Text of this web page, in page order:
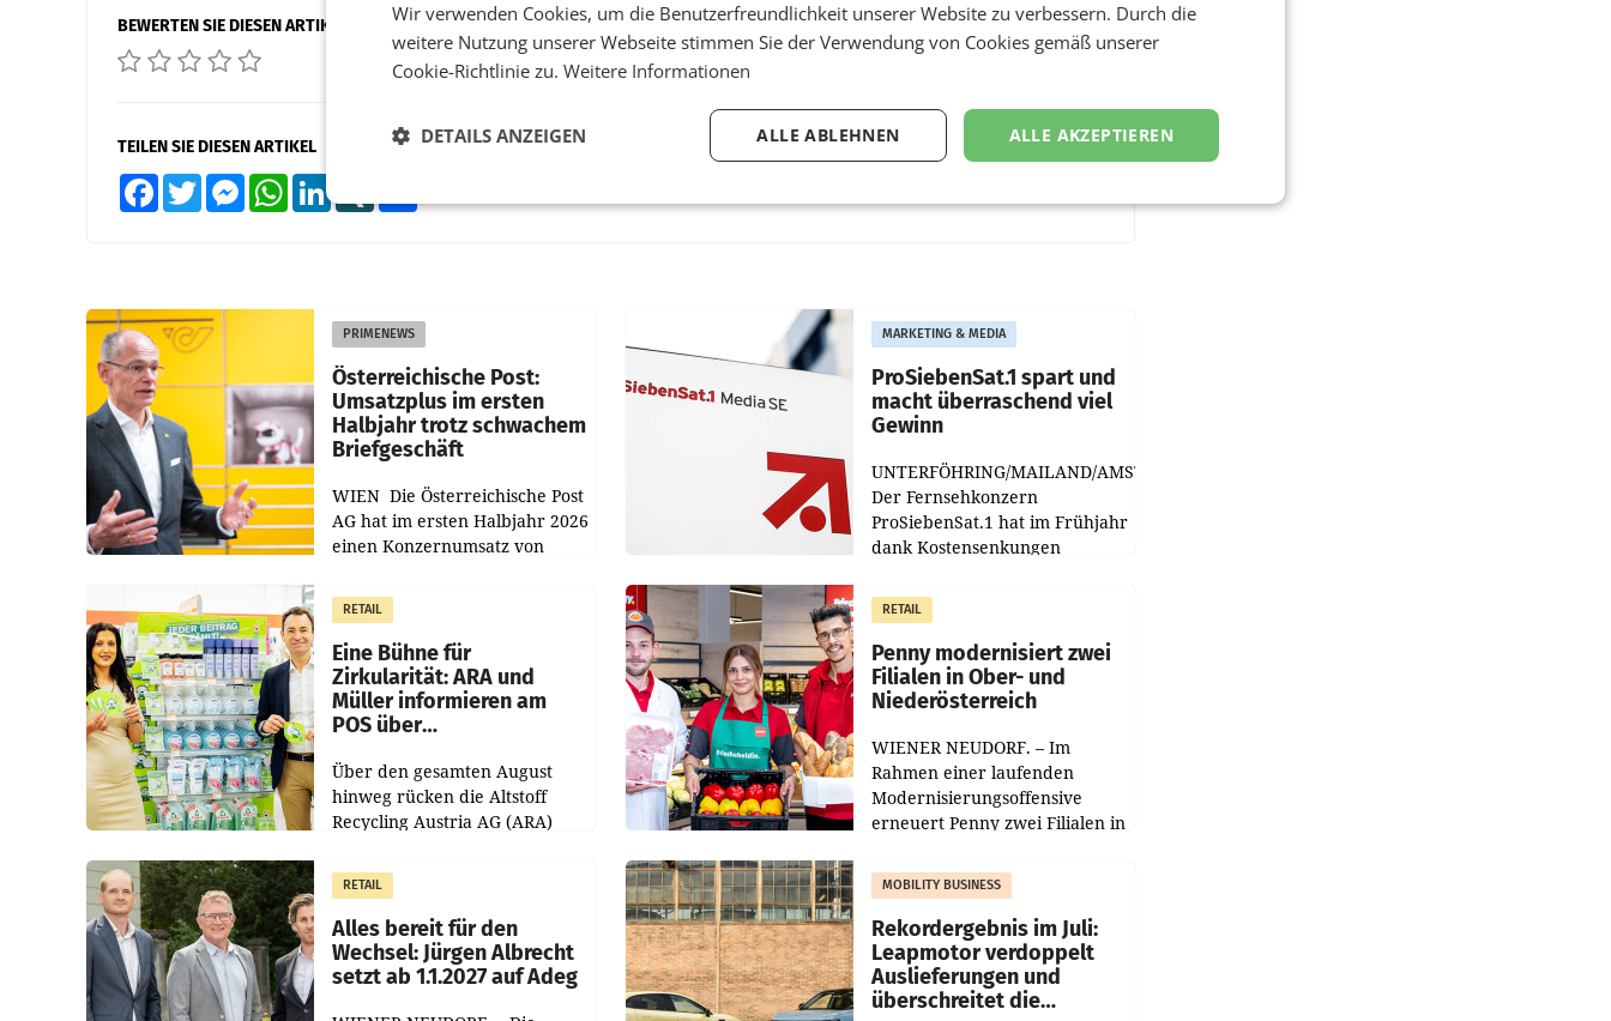
BEWERTEN SIE DIESEN ARTIKEL
TEILEN SIE DIESEN ARTIKEL
FacebookTwitter MessengerWhatsApp
PRIMENEWS
Österreichische Post:
Umsatzplus im ersten
Halbjahr trotz schwachem
Briefgeschäft
WIEN Die Österreichische Post
AG hat im ersten Halbjahr 2026
einen Konzernumsatz von
erwirtschaftet, was einem Plus
von 3,8 Prozent gegenüber
dem Vergleichszeitraum
MARKETING & MEDIA
ProSiebenSat.1 spart und
macht überraschend viel
Gewinn
UNTERFÖHRING/MAILAND/AMSTERDAM.
Der Fernsehkonzern
ProSiebenSat.1 hat im Frühjahr
dank Kostensenkungen
gemacht und die
Markterwartung deutlich
übertroffen.
RETAIL
Eine Bühne für
Zirkularität: ARA und
Müller informieren am
POS über
Über den gesamten August
hinweg rücken die Altstoff
Recycling Austria AG (ARA)
Müller die Initiative „Kreislauf-
Helden“ in allen
österreichischen Müller-Filialen
RETAIL
Penny modernisiert zwei
Filialen in Ober- und
Niederösterreich
WIENER NEUDORF. – Im
Rahmen einer laufenden
Modernisierungsoffensive
erneuert Penny zwei Filialen in
Die beiden Standorte liegen in
Haag sowie im rund
RETAIL
Alles bereit für den
Wechsel: Jürgen Albrecht
setzt ab 1.1.2027 auf Adeg
MOBILITY BUSINESS
Rekordergebnis im Juli:
Leapmotor verdoppelt
Auslieferungen und
überschreitet die
Wir verwenden Cookies, um die Benutzerfreundlichkeit unserer Website zu verbessern. Durch die
weitere Nutzung unserer Webseite stimmen Sie der Verwendung von Cookies gemäß unserer
Cookie-Richtlinie zu. Weitere Informationen
ALLE AKZEPTIEREN
ALLE ABLEHNEN
DETAILS ANZEIGEN